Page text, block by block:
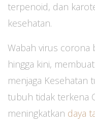
terpenoid, dan
kesehatan.
Wabah virus corona
hingga kini,
menjaga Kesehatan
tubuh tidak terkena
meningkatkan daya